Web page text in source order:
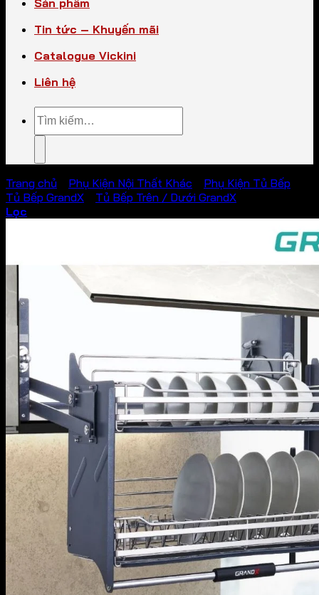
Sản phẩm
Tin tức – Khuyến mãi
Catalogue Vickini
Liên hệ
Tìm
kiếm:
Trang chủ Phụ Kiện Nội Thất Khác Phụ Kiện Tủ Bếp
Tủ Bếp GrandX
Tủ Bếp Trên / Dưới GrandX
Lọc